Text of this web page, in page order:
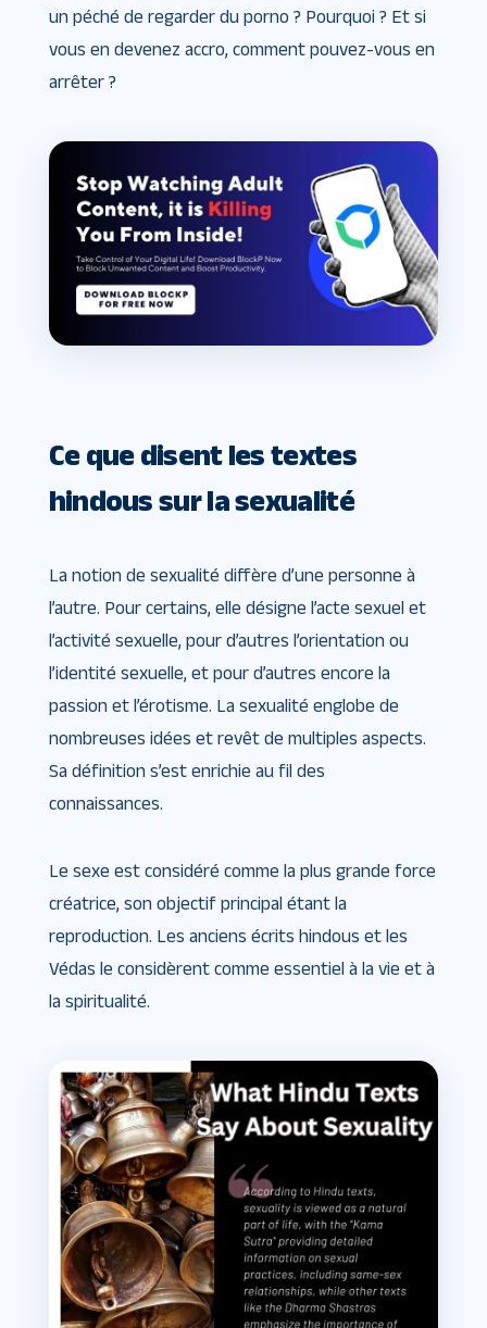
un péché de regarder du porno ? Pourquoi ? Et si
vous en devenez accro, comment pouvez-vous en
arrêter ?
Ce que disent les textes
hindous sur la sexualité
La notion de sexualité diffère d’une personne à
l’autre. Pour certains, elle désigne l’acte sexuel et
l’activité sexuelle, pour d’autres l’orientation ou
l’identité sexuelle, et pour d’autres encore la
passion et l’érotisme. La sexualité englobe de
nombreuses idées et revêt de multiples aspects.
Sa définition s’est enrichie au fil des
connaissances.
Le sexe est considéré comme la plus grande force
créatrice, son objectif principal étant la
reproduction. Les anciens écrits hindous et les
Védas le considèrent comme essentiel à la vie et à
la spiritualité.